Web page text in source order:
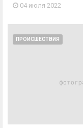
04 июля 2022
ПРОИСШЕСТВИЯ